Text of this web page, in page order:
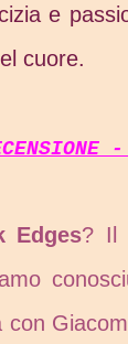
e
cuore.
-
Edges? Il
con